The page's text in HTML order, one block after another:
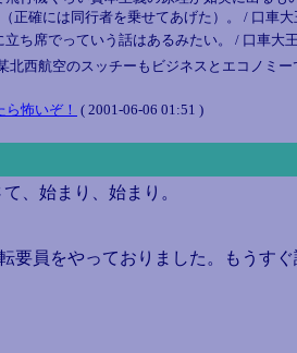
確には同行者を乗せてあげた）。 / 口車大
ち席でっていう話はあるみたい。 / 口車大
西航空のスッチーもビジネスとエコノミ
怖いぞ！ ( 2001-06-06 01:51 )
、始まり、始まり。
員をやっておりました。もうす